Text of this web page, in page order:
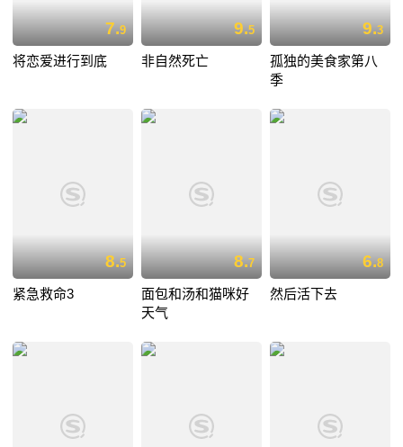
7.9
将恋爱进行到底
9.5
非自然死亡
9.3
孤独的美食家第八
季
8.5
紧急救命3
8.7
面包和汤和猫咪好
天气
6.8
然后活下去